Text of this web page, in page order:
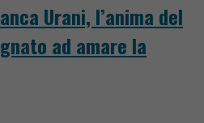
Urani, l’anima del
ad amare la